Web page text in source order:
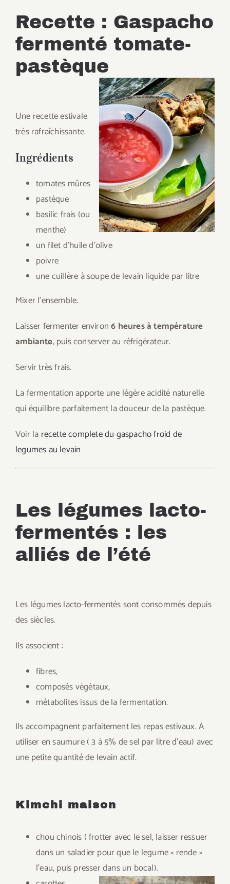
Recette : Gaspacho
fermenté tomate-
pastèque
Une recette estivale
très rafraîchissante.
Ingrédients
tomates mûres
pastèque
basilic frais (ou
menthe)
un filet d’huile d’olive
poivre
une cuillère à soupe de levain liquide par litre
Mixer l’ensemble.
Laisser fermenter environ6 heures à température
ambiante, puis conserver au réfrigérateur.
Servir très frais.
La fermentation apporte une légère acidité naturelle
qui équilibre parfaitement la douceur de la pastèque.
Voir la recette complete du gaspacho froid de
legumes au levain
Les légumes lacto-
fermentés : les
alliés de l’été
Les légumes lacto-fermentés sont consommés depuis
des siècles.
Ils associent :
fibres,
composés végétaux,
métabolites issus de la fermentation.
Ils accompagnent parfaitement les repas estivaux. A
utiliser en saumure ( 3 à 5% de sel par litre d’eau) avec
une petite quantité de levain actif.
Kimchi maison
chou chinois ( frotter avec le sel, laisser ressuer
dans un saladier pour que le legume « rende »
l’eau, puis presser dans un bocal).